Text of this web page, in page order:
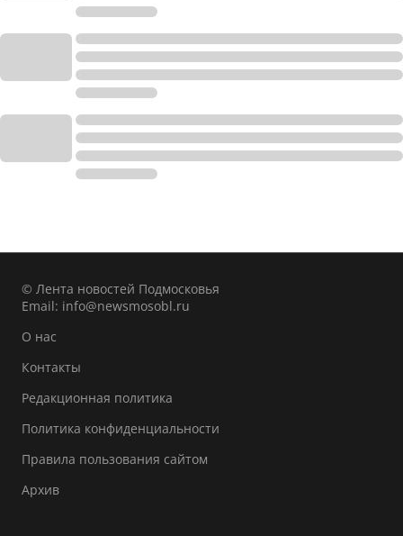
© Лента новостей Подмосковья
Email: info@newsmosobl.ru
О нас
Контакты
Редакционная политика
Политика конфиденциальности
Правила пользования сайтом
Архив